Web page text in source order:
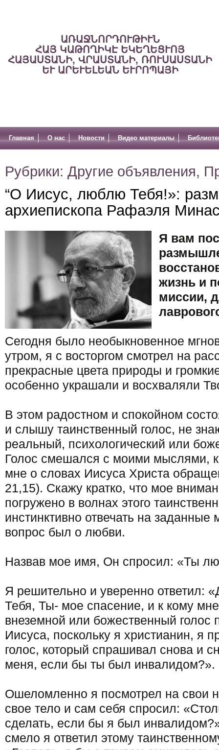
ԱՌԱՋՆՈՐԴՈՒԹԻՒՆ
ՀԱՅ ԿԱԹՈՂԻԿԷ ԵԿԵՂԵՑՒՈՅ
ՀԱՅԱՍՏԱՆԻ, ՎՐԱՍՏԱՆԻ, ՌՈՒՍԱՍՏԱՆԻ
ԵՒ ԱՐԵՒԵԼԵԱՆ ԵՒՐՈՊԱՅԻ
Главная О нас Новости Видео материалы
Рубрики: Другие объявления,
“О Иисус, люблю Тебя!»:
архиепископа Рафаэля
Я вам
жизнь и
миссии,
Сегодня было необыкновенное
утром, я с восторгом смотрел на
прекрасные цвета природы и
особенно украшали и восхваляли
В этом радостном и спокойном
и слышу таинственный голос, не
реальный, психологический или
Голос смешался с моими мыслями,
мне о словах Иисуса Христа
21,15). Скажу кратко, что мое
погружено в волнах этого
инстинктивно отвечать на
вопрос был о любви.
Назвав мое имя, Он спросил: «Ты
Я решительно и уверенно ответил:
Тебя, Ты- мое спасение, и к кому
внеземной или божественный голос
Иисуса, поскольку я христианин, я
голос, который спрашивал снова и
меня, если бы ты был инвалидом?».
Ошеломленно я посмотрел на свои
свое тело и сам себя спросил:
сделать, если бы я был
смело я ответил этому